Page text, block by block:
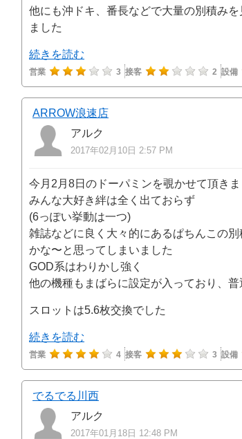
他にも沖ドキ、番長などで大量の別積み
ました
続きを読む
営業 3 接客 2 設備
ARROW浪速店
アルク
2017年02月10日 2:57 PM
今月2月8日のドーパミンを覗かせて頂きま
みんな大好き絆は全く出ておらず
(6っぽい挙動は一つ)
雑誌などに良く大々的にあるぱちんこの
かな〜と思ってしまいました
GOD系はわりかし強く
他の機種もまばらに設定が入っており、
スロットは5.6枚交換でした
続きを読む
営業 4 接客 3 設備
でるでる川西
アルク
2017年01月18日 12:48 PM